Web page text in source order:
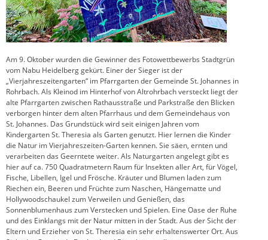
Am 9. Oktober wurden die Gewinner des Fotowettbewerbs Stadtgrün
vom Nabu Heidelberg gekürt. Einer der Sieger ist der
„Vierjahreszeitengarten“ im Pfarrgarten der Gemeinde St. Johannes in
Rohrbach. Als Kleinod im Hinterhof von Altrohrbach versteckt liegt der
alte Pfarrgarten zwischen Rathausstraße und Parkstraße den Blicken
verborgen hinter dem alten Pfarrhaus und dem Gemeindehaus von
St. Johannes. Das Grundstück wird seit einigen Jahren vom
Kindergarten St. Theresia als Garten genutzt. Hier lernen die Kinder
die Natur im Vierjahreszeiten-Garten kennen. Sie säen, ernten und
verarbeiten das Geerntete weiter. Als Naturgarten angelegt gibt es
hier auf ca. 750 Quadratmetern Raum für Insekten aller Art, für Vögel,
Fische, Libellen, Igel und Frösche. Kräuter und Blumen laden zum
Riechen ein, Beeren und Früchte zum Naschen, Hängematte und
Hollywoodschaukel zum Verweilen und Genießen, das
Sonnenblumenhaus zum Verstecken und Spielen. Eine Oase der Ruhe
und des Einklangs mit der Natur mitten in der Stadt. Aus der Sicht der
Eltern und Erzieher von St. Theresia ein sehr erhaltenswerter Ort. Aus